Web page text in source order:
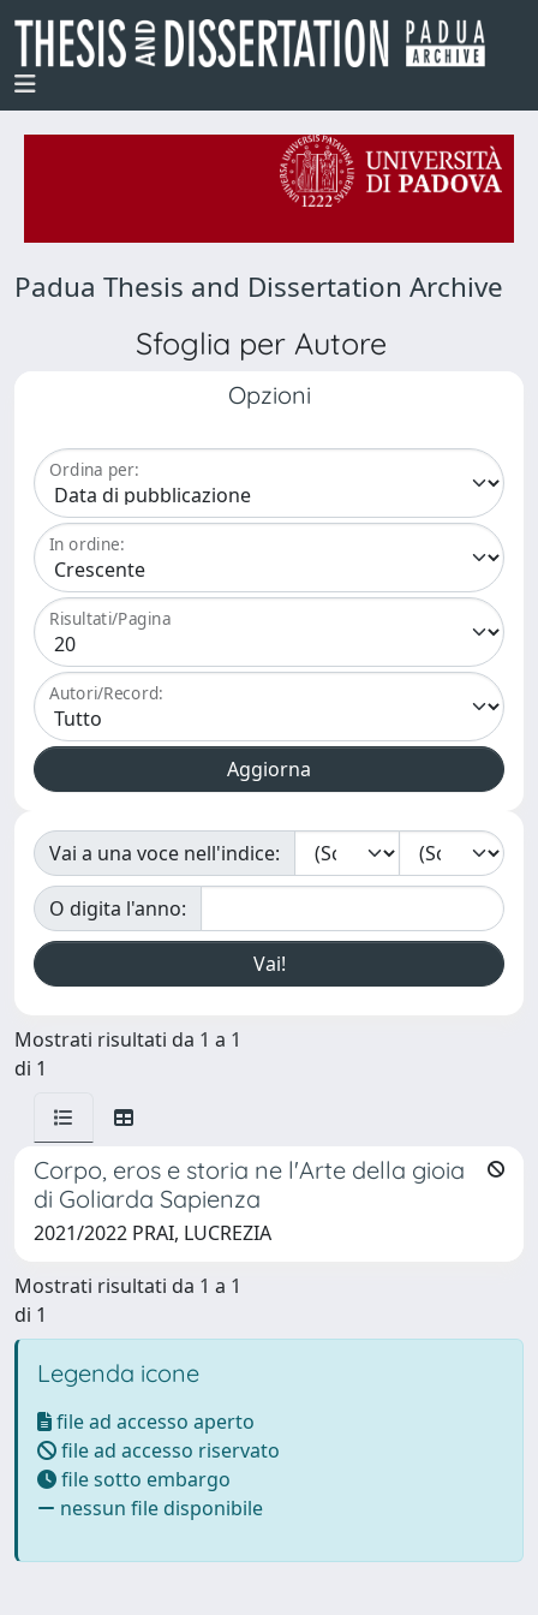
Padua Thesis and Dissertation Archive
Sfoglia per Autore
Opzioni
Ordina per:
In ordine:
Risultati/Pagina
Autori/Record:
Vai a una voce nell'indice:
O digita l'anno:
Mostrati risultati da 1 a 1
di 1
Corpo, eros e storia ne l'Arte della gioia
di Goliarda Sapienza
2021/2022 PRAI, LUCREZIA
Mostrati risultati da 1 a 1
di 1
Legenda icone
file ad accesso aperto
file ad accesso riservato
file sotto embargo
nessun file disponibile